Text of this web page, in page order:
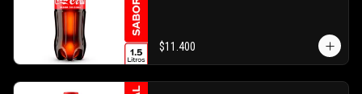
$11.400